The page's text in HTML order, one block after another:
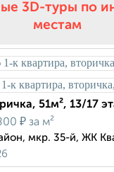
3D-туры по
местам
51м², 13/17
₽ за м²
мкр. 35-й, ЖК